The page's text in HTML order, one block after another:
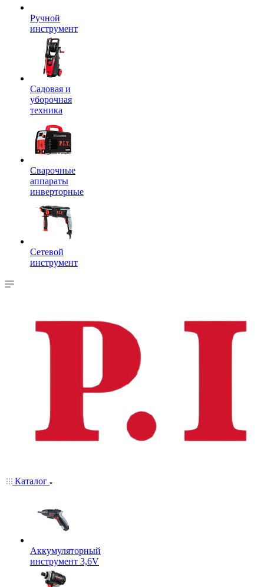
Ручной
инструмент
Садовая и
уборочная
техника
Сварочные
аппараты
инверторные
Сетевой
инструмент
Каталог
Аккумуляторный
инструмент 3,6V